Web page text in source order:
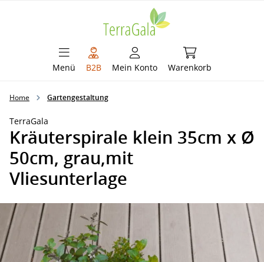
Menü B2B Mein Konto Warenkorb
Warenkorb
Home Gartengestaltung
TerraGala
Kräuterspirale klein 35cm x Ø
50cm, grau,mit
Vliesunterlage